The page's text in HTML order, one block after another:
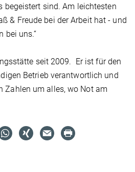
begeistert sind. Am leichtesten
& Freude bei der Arbeit hat - und
bei uns.“
seit 2009. Er ist für den
Betrieb verantwortlich und
Zahlen um alles, wo Not am